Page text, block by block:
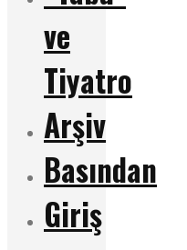
ve
Tiyatro
Arşiv
Basından
Giriş